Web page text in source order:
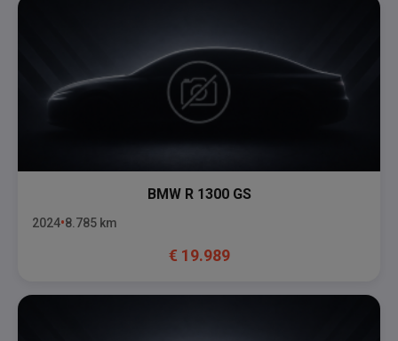
BMW R 1300 GS
2024 8.785 km
€ 19.989